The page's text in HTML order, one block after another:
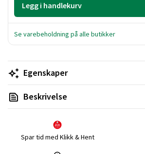
Legg i handlekurv
Se varebeholdning på alle butikker
Egenskaper
Beskrivelse
Spar tid med Klikk & Hent